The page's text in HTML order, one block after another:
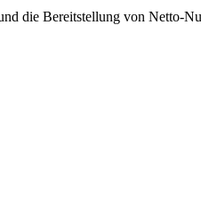
die Bereitstellung von Netto-